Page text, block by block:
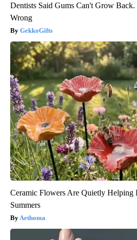
Dentists Said Gums Can't Grow
Wrong
GekkoGifts
Ceramic Flowers Are Quietly Helping
Summers
Aethoma